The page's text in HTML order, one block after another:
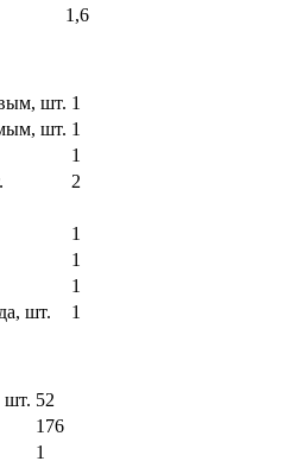
1,6
шт. 1
шт. 1
1
2
1
1
1
шт.
1
шт. 52
176
1